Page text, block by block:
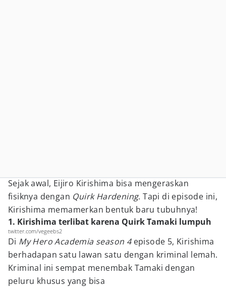
Sejak awal, Eijiro Kirishima bisa mengeraskan
fisiknya dengan Quirk Hardening. Tapi di episode ini,
Kirishima memamerkan bentuk baru tubuhnya!
1. Kirishima terlibat karena Quirk Tamaki lumpuh
twitter.com/vegeebs2
Di My Hero Academia season 4 episode 5, Kirishima
berhadapan satu lawan satu dengan kriminal lemah.
Kriminal ini sempat menembak Tamaki dengan
peluru khusus yang bisa